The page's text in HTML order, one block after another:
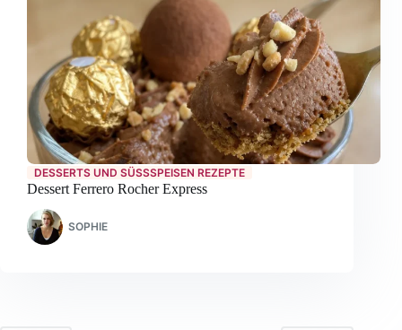
DESSERTS UND SÜSSSPEISEN REZEPTE
Dessert Ferrero Rocher Express
SOPHIE